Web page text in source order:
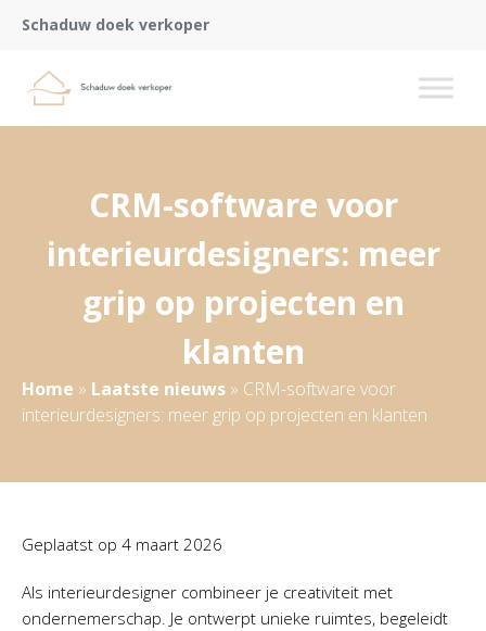
Schaduw doek verkoper
CRM-software voor
interieurdesigners: meer
grip op projecten en
klanten
Home » Laatste nieuws » CRM-software voor
interieurdesigners: meer grip op projecten en klanten
Geplaatst op 4 maart 2026
Als interieurdesigner combineer je creativiteit met
ondernemerschap. Je ontwerpt unieke ruimtes, begeleidt